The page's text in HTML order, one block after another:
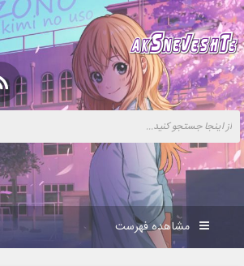
مشاهده فهرست